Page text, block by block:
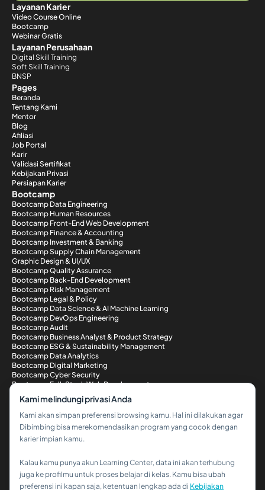
Hi!👋
Layanan Karier
Video Course Online
Bootcamp
Webinar Gratis
Layanan Perusahaan
Digital Skill Training
Soft Skill Training
BNSP
Pages
Beranda
Tentang Kami
Mentor
Blog
Afiliasi
Job Portal
Karir
Validasi Sertifikat
Kebijakan Privasi
Persiapan Karier
Bootcamp
Bootcamp Data Engineering
Bootcamp Human Resources
Bootcamp Front-End Web Development
Bootcamp Finance & Accounting
Bootcamp Investment & Banking
Bootcamp Supply Chain Management
Graphic Design & UI/UX
Bootcamp Quality Assurance
Bootcamp Back-End Development
Bootcamp Risk Management
Bootcamp Legal & Policy
Bootcamp Data Science & AI Machine Learning
Bootcamp DevOps Engineering
Bootcamp Audit
Bootcamp Business Analyst & Product Strategy
Bootcamp ESG & Sustainability Management
Bootcamp Data Analytics
Bootcamp Digital Marketing
Bootcamp Cyber Security
Bootcamp Full-Stack Web Development
Metode Pembayaran
Kami melindungi privasi Anda
Kami akan simpan preferensi browsing kamu. Hal ini dilakukan agar
Dibimbing bisa merekomendasikan program yang cocok dengan
karier impian kamu.
Kalau kamu punya akun Learning Center, data ini akan terhubung
juga ke profilmu untuk proses belajar di kelas. Kamu bisa ubah
preferensi ini kapan saja, ketentuan lengkap ada di Kebijakan